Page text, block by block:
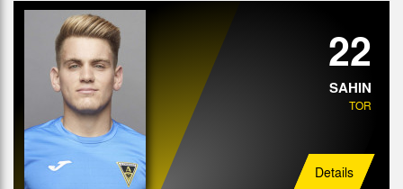
22
SAHIN
TOR
Details